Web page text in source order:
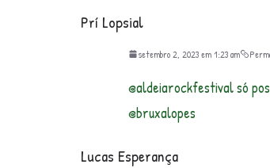
Prí Lopsial
setembro 2, 2023 em 1:23 am
@aldeiarockfestival só
@bruxalopes
Lucas Esperança